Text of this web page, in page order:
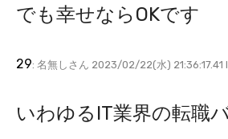
でも幸せならOKです
29: 名無しさん 2023/02/22(水) 21:36:17.41
いわゆるIT業界の転職